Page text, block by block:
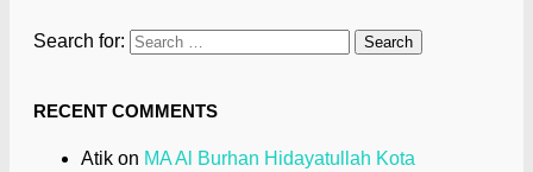
Search for:
RECENT COMMENTS
Atik on MA Al Burhan Hidayatullah Kota